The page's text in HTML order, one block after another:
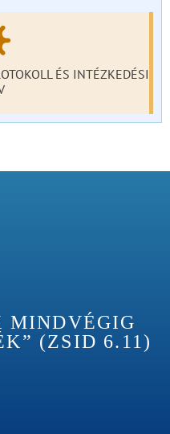
ÉS INTÉZKEDÉSI
MINDVÉGIG
(ZSID 6.11)